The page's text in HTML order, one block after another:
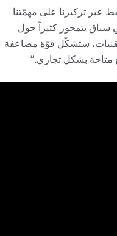
عبر تركيزنا على مهمّتنا
سباق يتمحور كثيراً حول
ستشكّل قوّة مضاعفة
متاحة بشكل تجاري.”